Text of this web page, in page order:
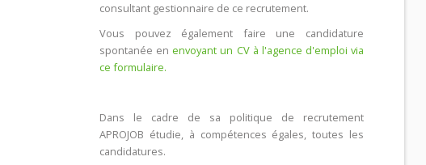
consultant gestionnaire de ce recrutement.
Vous pouvez également faire une candidature
spontanée en envoyant un CV à l'agence d'emploi via
ce formulaire.
Dans le cadre de sa politique de recrutement
APROJOB étudie, à compétences égales, toutes les
candidatures.